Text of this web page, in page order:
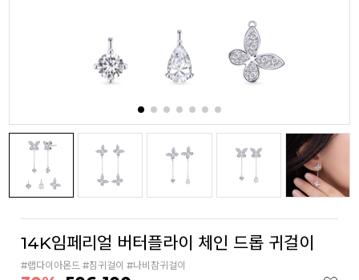
14K임페리얼 버터플라이 체인 드롭 귀걸이
#랩다이아몬드 #침귀걸이 #나비참귀걸이